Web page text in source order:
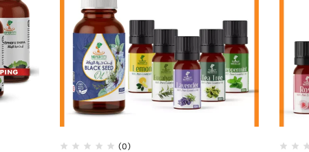
(0)